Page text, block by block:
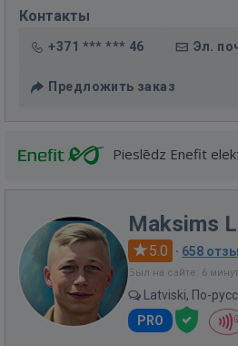
Контакты
+371 *** *** 46 Эл.
Предложить заказ
Pieslēdz Enefit
Maksims
5.0 · 658
Был на сайте: 6
Latviski, По-
PRO